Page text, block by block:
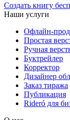
Создать книгу
Наши услуги
Офлайн-
Простая
Ручная
Буктрейлер
Корректор
Дизайнер
Заказ тиража
Публикация
Rideró для